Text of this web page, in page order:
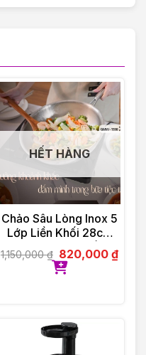
HẾT HÀNG
Chảo Sâu Lòng Inox 5
Lớp Liền Khối 28cm
GUME Hàn Quốc
1,150,000₫ 820,000₫